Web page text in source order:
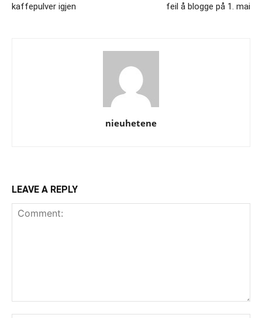
kaffepulver igjen
feil å blogge på 1. mai
nieuhetene
LEAVE A REPLY